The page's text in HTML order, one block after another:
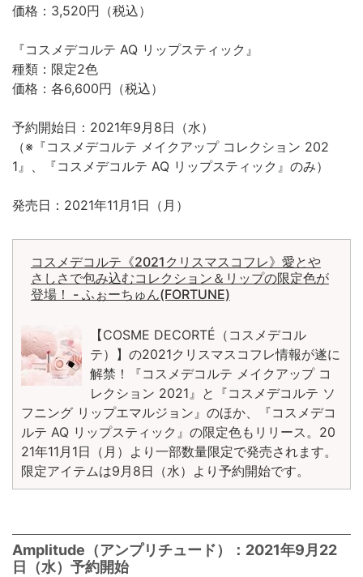
価格：3,520円（税込）
『コスメデコルテ AQ リップスティック』
種類：限定2色
価格：各6,600円（税込）
予約開始日：2021年9月8日（水）
（※『コスメデコルテ メイクアップ コレクション 202
1』、『コスメデコルテ AQ リップスティック』のみ）
発売日：2021年11月1日（月）
コスメデコルテ《2021クリスマスコフレ》愛とや
さしさで包み込むコレクション＆リップの限定色が
登場！ - ふぉーちゅん(FORTUNE)
【COSME DECORTÉ（コスメデコル
テ）】の2021クリスマスコフレ情報が遂に
解禁！『コスメデコルテ メイクアップ コ
レクション 2021』と『コスメデコルテ ソ
フニング リップエマルジョン』のほか、『コスメデコ
ルテ AQ リップスティック』の限定色もリリース。20
21年11月1日（月）より一部数量限定で発売されます。
限定アイテムは9月8日（水）より予約開始です。
Amplitude（アンプリチュード）：2021年9月22
日（水）予約開始